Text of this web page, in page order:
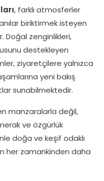
, farklı atmosferler
biriktirmek isteyen
Doğal zenginlikleri,
destekleyen
ziyaretçilere yalnızca
yeni bakış
sunabilmektedir.
manzaralarla değil,
ve özgürlük
doğa ve keşif odaklı
her zamankinden daha